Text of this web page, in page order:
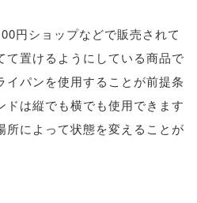
円ショップなどで販売されて
て置けるようにしている商品で
イパンを使用することが前提条
ドは縦でも横でも使用できます
所によって状態を変えることが